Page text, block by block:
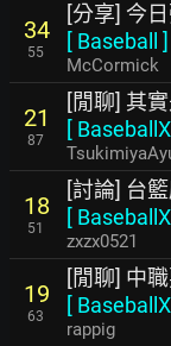
34
55
[分享] 今
[ Baseball ]
McCormick
21
87
[閒聊] 其
[
18
51
[討論] 台
[
zxzx0521
19
63
[閒聊] 中
[
rappig